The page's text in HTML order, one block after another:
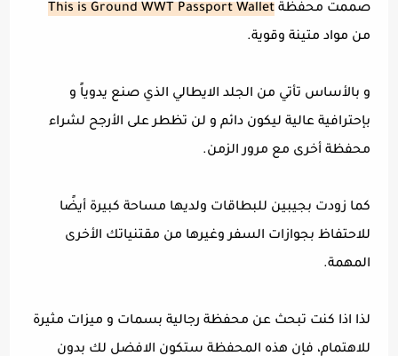
صممت محفظةThis is Ground WWT Passport Wallet
من مواد متينة وقوية.
و بالأساس تأتي من الجلد الايطالي الذي صنع يدوياً و
بإحترافية عالية ليكون دائم و لن تظطر على الأرجح لشراء
محفظة أخرى مع مرور الزمن.
كما زودت بجيبين للبطاقات ولديها مساحة كبيرة أيضًا
للاحتفاظ بجوازات السفر وغيرها من مقتنياتك الأخرى
المهمة.
لذا اذا كنت تبحث عن محفظة رجالية بسمات و ميزات مثيرة
للاهتمام، فإن هذه المحفظة ستكون الافضل لك بدون